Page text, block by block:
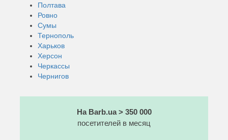
Полтава
Ровно
Сумы
Тернополь
Харьков
Херсон
Черкассы
Чернигов
На Barb.ua > 350 000
посетителей в месяц